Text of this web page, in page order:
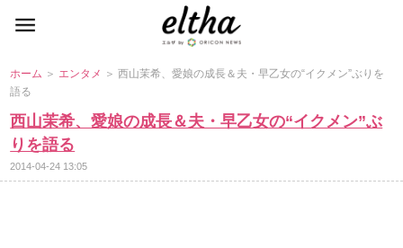
ホーム ＞ エンタメ ＞ 西山茉希、愛娘の成長＆夫・早乙女の“イクメン”ぶりを
語る
西山茉希、愛娘の成長＆夫・早乙女の“イクメン”ぶ
りを語る
2014-04-24 13:05